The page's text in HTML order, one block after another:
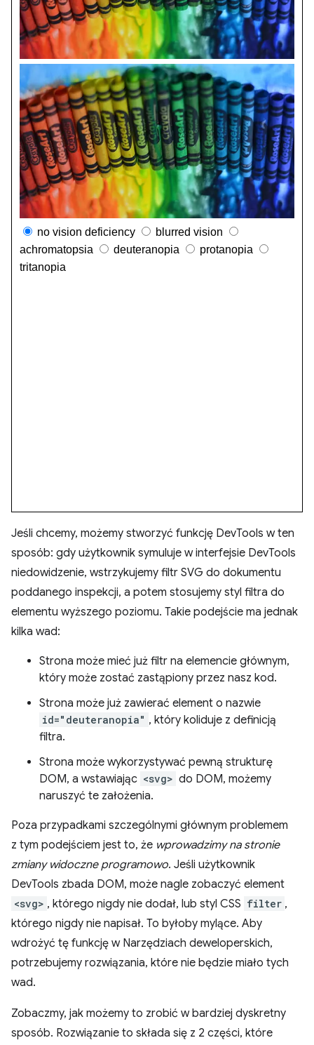
Jeśli chcemy, możemy stworzyć funkcję DevTools w ten
sposób: gdy użytkownik symuluje w interfejsie DevTools
niedowidzenie, wstrzykujemy filtr SVG do dokumentu
poddanego inspekcji, a potem stosujemy styl filtra do
elementu wyższego poziomu. Takie podejście ma jednak
kilka wad:
Strona może mieć już filtr na elemencie głównym,
który może zostać zastąpiony przez nasz kod.
Strona może już zawierać element o nazwie
id="deuteranopia" , który koliduje z definicją
filtra.
Strona może wykorzystywać pewną strukturę
DOM, a wstawiając <svg> do DOM, możemy
naruszyć te założenia.
Poza przypadkami szczególnymi głównym problemem
z tym podejściem jest to, że wprowadzimy na stronie
zmiany widoczne programowo. Jeśli użytkownik
DevTools zbada DOM, może nagle zobaczyć element
<svg> , którego nigdy nie dodał, lub styl CSS filter ,
którego nigdy nie napisał. To byłoby mylące. Aby
wdrożyć tę funkcję w Narzędziach deweloperskich,
potrzebujemy rozwiązania, które nie będzie miało tych
wad.
Zobaczmy, jak możemy to zrobić w bardziej dyskretny
sposób. Rozwiązanie to składa się z 2 części, które